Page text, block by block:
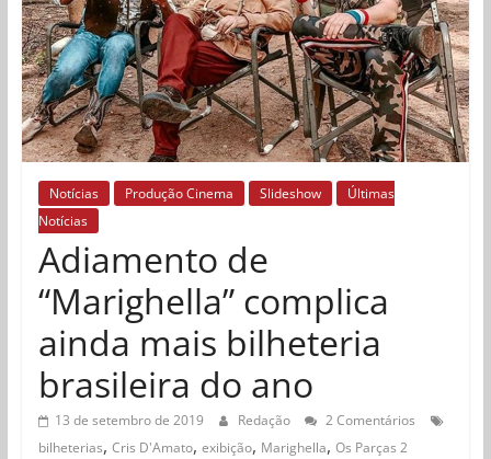
Notícias Produção Cinema Slideshow
Últimas
Notícias
Adiamento de
“Marighella” complica
ainda mais bilheteria
brasileira do ano
13 de setembro de 2019 Redação
2 Comentários
bilheterias, Cris D'Amato, exibição, Marighella, Os Parças 2